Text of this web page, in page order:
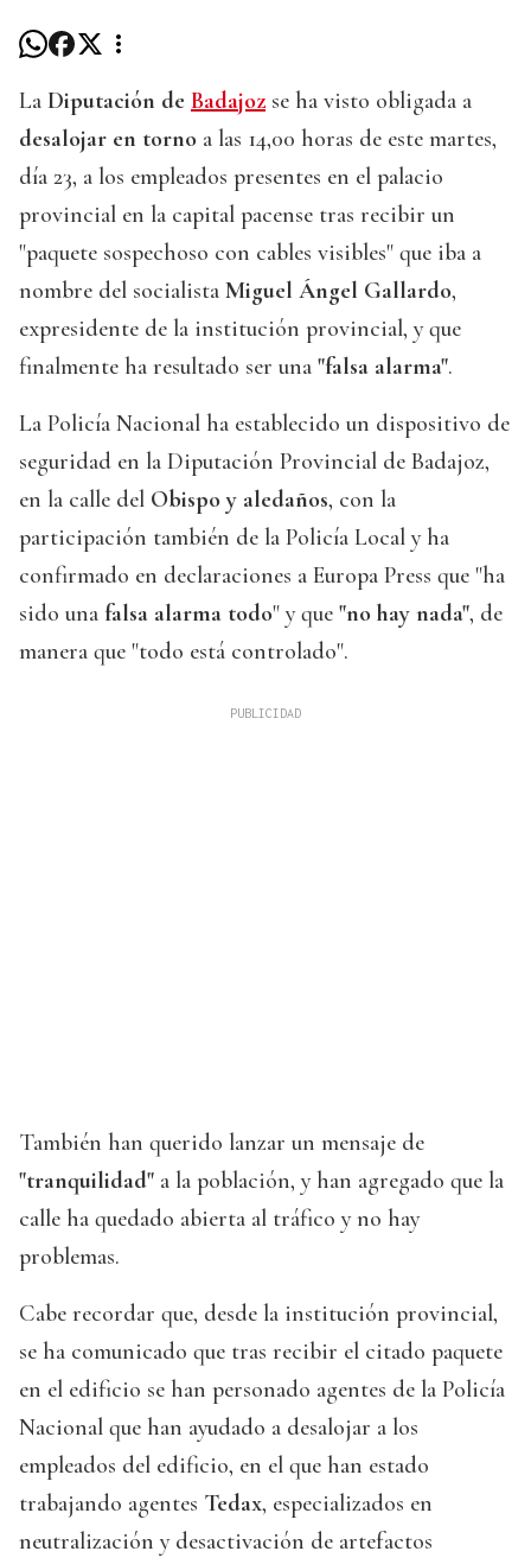
La Diputación de Badajoz se ha visto obligada a
desalojar en torno a las 14,00 horas de este martes,
día 23, a los empleados presentes en el palacio
provincial en la capital pacense tras recibir un
"paquete sospechoso con cables visibles" que iba a
nombre del socialista Miguel Ángel Gallardo,
expresidente de la institución provincial, y que
finalmente ha resultado ser una "falsa alarma".
La Policía Nacional ha establecido un dispositivo de
seguridad en la Diputación Provincial de Badajoz,
en la calle del Obispo y aledaños, con la
participación también de la Policía Local y ha
confirmado en declaraciones a Europa Press que "ha
sido una falsa alarma todo" y que "no hay nada", de
manera que "todo está controlado".
También han querido lanzar un mensaje de
"tranquilidad" a la población, y han agregado que la
calle ha quedado abierta al tráfico y no hay
problemas.
Cabe recordar que, desde la institución provincial,
se ha comunicado que tras recibir el citado paquete
en el edificio se han personado agentes de la Policía
Nacional que han ayudado a desalojar a los
empleados del edificio, en el que han estado
trabajando agentes Tedax, especializados en
neutralización y desactivación de artefactos